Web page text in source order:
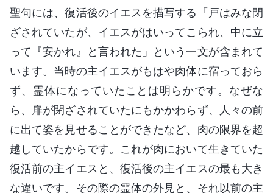
聖句には、復活後のイエスを描写する「戸はみな閉
ざされていたが、イエスがはいってこられ、中に立
って『安かれ』と言われた」という一文が含まれて
います。当時の主イエスがもはや肉体に宿っておら
ず、霊体になっていたことは明らかです。なぜな
ら、扉が閉ざされていたにもかかわらず、人々の前
に出て姿を見せることができたなど、肉の限界を超
越していたからです。これが肉において生きていた
復活前の主イエスと、復活後の主イエスの最も大き
な違いです。その際の霊体の外見と、それ以前の主